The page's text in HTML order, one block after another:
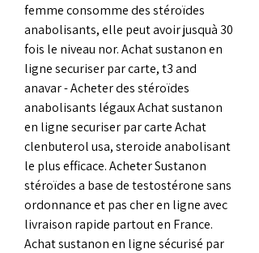
femme consomme des stéroïdes
anabolisants, elle peut avoir jusquà 30
fois le niveau nor. Achat sustanon en
ligne securiser par carte, t3 and
anavar - Acheter des stéroïdes
anabolisants légaux Achat sustanon
en ligne securiser par carte Achat
clenbuterol usa, steroide anabolisant
le plus efficace. Acheter Sustanon
stéroïdes a base de testostérone sans
ordonnance et pas cher en ligne avec
livraison rapide partout en France.
Achat sustanon en ligne sécurisé par